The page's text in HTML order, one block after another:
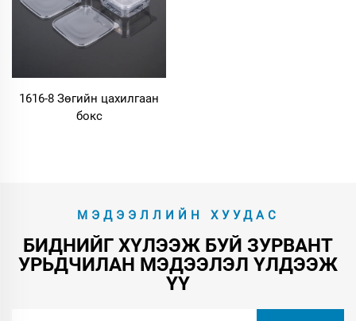
1616-8 Зөгийн цахилгаан
бокс
МЭДЭЭЛЛИЙН ХУУДАС
БИДНИЙГ ХҮЛЭЭЖ БУЙ ЗУРВАНТ
УРЬДЧИЛАН МЭДЭЭЛЭЛ ҮЛДЭЭЖ
ҮҮ